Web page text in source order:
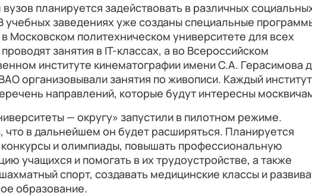
планируется задействовать в различных
учебных заведениях уже созданы специальные
Московском политехническом университете для всех
занятия в IT-классах, а во Всероссийском
институте кинематографии имени С.А. Герасимова
организовывали занятия по живописи. Каждый институт
направлений, которые будут интересны
— округу» запустили в пилотном режиме.
что в дальнейшем он будет расширяться. Планируется
и олимпиады, повышать профессиональную
учащихся и помогать в их трудоустройстве, а также
спорт, создавать медицинские классы и
образование.